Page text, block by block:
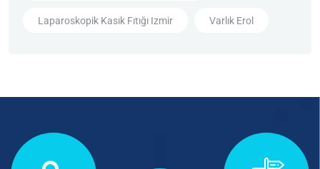
Laparoskopik Kasık Fıtığı Izmir Varlık Erol